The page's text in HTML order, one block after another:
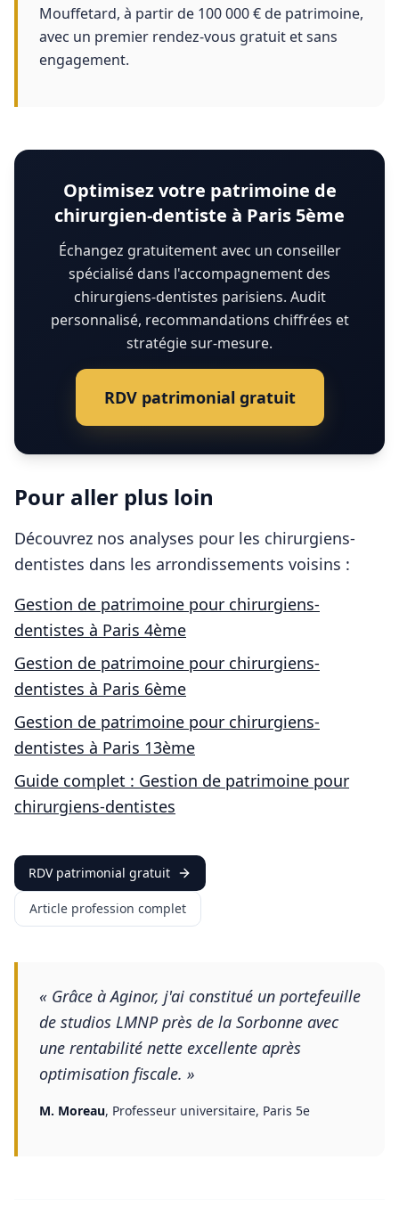
Mouffetard, à partir de 100 000 € de patrimoine,
avec un premier rendez-vous gratuit et sans
engagement.
Optimisez votre patrimoine de
chirurgien-dentiste à Paris 5ème
Échangez gratuitement avec un conseiller
spécialisé dans l'accompagnement des
chirurgiens-dentistes parisiens. Audit
personnalisé, recommandations chiffrées et
stratégie sur-mesure.
RDV patrimonial gratuit
Pour aller plus loin
Découvrez nos analyses pour les chirurgiens-
dentistes dans les arrondissements voisins :
Gestion de patrimoine pour chirurgiens-
dentistes à Paris 4ème
Gestion de patrimoine pour chirurgiens-
dentistes à Paris 6ème
Gestion de patrimoine pour chirurgiens-
dentistes à Paris 13ème
Guide complet : Gestion de patrimoine pour
chirurgiens-dentistes
RDV patrimonial gratuit
Article profession complet
« Grâce à Aginor, j'ai constitué un portefeuille
de studios LMNP près de la Sorbonne avec
une rentabilité nette excellente après
optimisation fiscale. »
M. Moreau, Professeur universitaire, Paris 5e